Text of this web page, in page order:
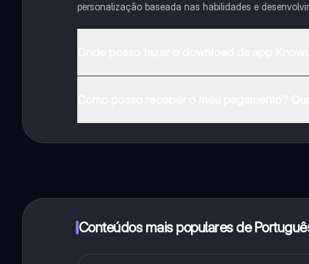
personalização baseada nas habilidades e
funcionalidades da aplicação, pode adquirir o
Conteúdos mais populares de